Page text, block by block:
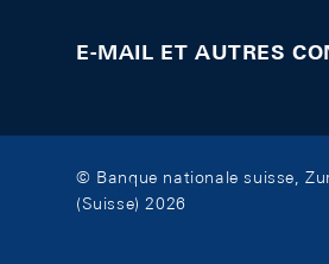
E-MAIL ET AUTRES
© Banque nationale suisse,
(Suisse) 2026